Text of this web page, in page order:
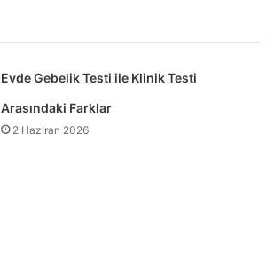
Evde Gebelik Testi ile Klinik Testi
Arasındaki Farklar
2 Haziran 2026